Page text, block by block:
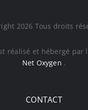
2026 Tous droits
réalisé et hébergé par
Net Oxygen .
CONTACT